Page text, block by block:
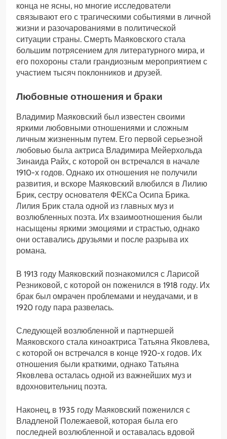
конца не ясны, но многие исследователи
связывают его с трагическими событиями в личной
жизни и разочарованиями в политической
ситуации страны. Смерть Маяковского стала
большим потрясением для литературного мира, и
его похороны стали грандиозным мероприятием с
участием тысяч поклонников и друзей.
Любовные отношения и браки
Владимир Маяковский был известен своими
яркими любовными отношениями и сложным
личным жизненным путем. Его первой серьезной
любовью была актриса Владимира Мейерхольда
Зинаида Райх, с которой он встречался в начале
1910-х годов. Однако их отношения не получили
развития, и вскоре Маяковский влюбился в Лилию
Брик, сестру основателя ФЕКСа Осипа Брика.
Лилия Брик стала одной из главных муз и
возлюбленных поэта. Их взаимоотношения были
насыщены яркими эмоциями и страстью, однако
они оставались друзьями и после разрыва их
романа.
В 1913 году Маяковский познакомился с Ларисой
Резниковой, с которой он поженился в 1918 году. Их
брак был омрачен проблемами и неудачами, и в
1920 году пара развелась.
Следующей возлюбленной и партнершей
Маяковского стала киноактриса Татьяна Яковлева,
с которой он встречался в конце 1920-х годов. Их
отношения были краткими, однако Татьяна
Яковлева осталась одной из важнейших муз и
вдохновительниц поэта.
Наконец, в 1935 году Маяковский поженился с
Владленой Полежаевой, которая была его
последней возлюбленной и оставалась вдовой